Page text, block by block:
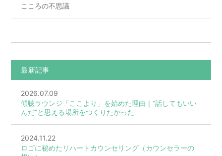
こころの不思議
最新記事
2026.07.09
傾聴ラウンジ「ここより」を始めた理由｜“話してもいい
んだ”と思える場所をつくりたかった
2024.11.22
ロゴに秘めたリハートカウンセリング（カウンセラーの